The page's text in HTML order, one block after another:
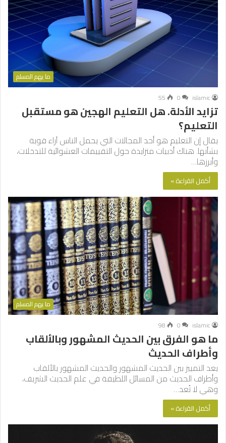
ما يهم المسلم
islamic
0
55
تزايد الأدلة. هل التعليم الهجين هو مستقبل
التعليم؟
يقال إن التعليم هو أحد المجالات التي يحمل الناس آراء قوية
بشأنها. هناك أدبيات متزايدة حول التقييمات العشوائية للتدخلات،
وأبرزها…
أكمل القراءة »
ما يهم المسلم
islamic
0
98
ما هو الفرق بين الحديث المشهور وبالألقاب
وأطراف الحديث
يعد التمييز بين الحديث المشهور والحديث المشهور بالألقاب
وأطراف الحديث من المسائل اللطيفة في علم الحديث الشريف،
وهي لا تُعد…
أكمل القراءة »